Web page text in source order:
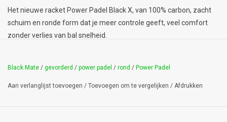
Het nieuwe racket Power Padel Black X, van 100% carbon, zacht
schuim en ronde form dat je meer controle geeft, veel comfort
zonder verlies van bal snelheid.
Schuim: Eva soft (Power Padel).
Form: Rond.
Black Mate / gevorderd / power padel / rond / Power Padel
Aan verlanglijst toevoegen / Toevoegen om te vergelijken / Afdrukken